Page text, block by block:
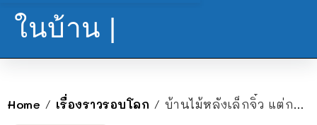
ในบ้าน |
Home / เรื่องราวรอบโลก / บ้านไม้หลังเล็กจิ๋ว แต่การใช้งานครบครัน ขนาด 2 ห้องนอนในงบราคาสุดประหยัด